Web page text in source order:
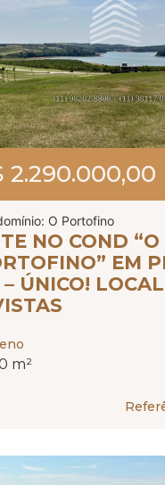
2.290.000,00
O Portofino
NO COND “O
EM
– ÚNICO!
m²